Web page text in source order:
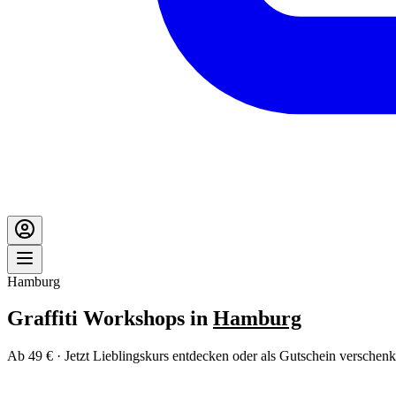
Hamburg
Graffiti Workshops in Hamburg
Ab 49 € · Jetzt Lieblingskurs entdecken oder als Gutschein